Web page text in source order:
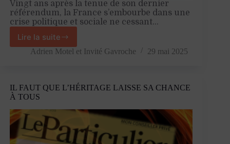
Vingt ans après la tenue de son dernier
référendum, la France s’embourbe dans une
crise politique et sociale ne cessant…
Lire la suite
Depuis
2005,
post-
Adrien Motel et Invité Gavroche 29 mai 2025
IL FAUT QUE L’HÉRITAGE LAISSE SA CHANCE
À TOUS